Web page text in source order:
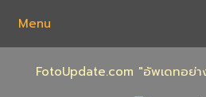
content
Menu
FotoUpdate.com "อัพเดทอย่า